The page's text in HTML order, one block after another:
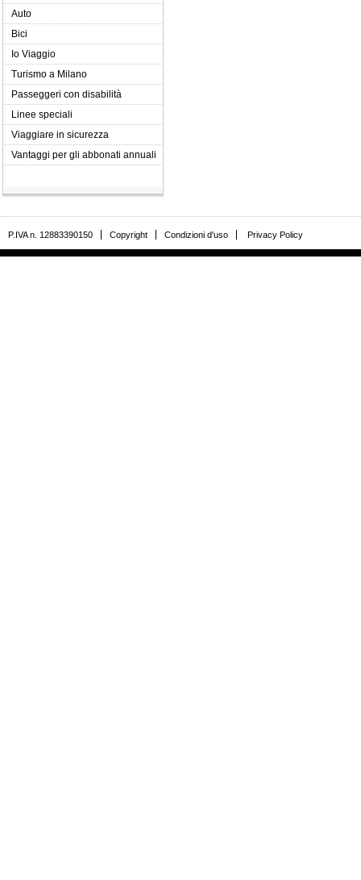
Auto
Bici
Io Viaggio
Turismo a Milano
Passeggeri con disabilità
Linee speciali
Viaggiare in sicurezza
Vantaggi per gli abbonati annuali
P.IVA n. 12883390150 Copyright Condizioni d'uso Privacy Policy